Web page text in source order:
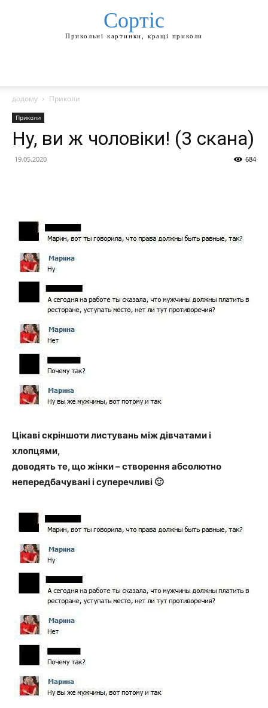
Сортіс
Прикольні картинки, кращі приколи
додому Приколи
Приколи
Ну, ви ж чоловіки! (3 скана)
19.05.2020 684
Цікаві скріншоти листувань між дівчатами і
хлопцями,
доводять те, що жінки – створення абсолютно
непередбачувані і суперечливі 🙂